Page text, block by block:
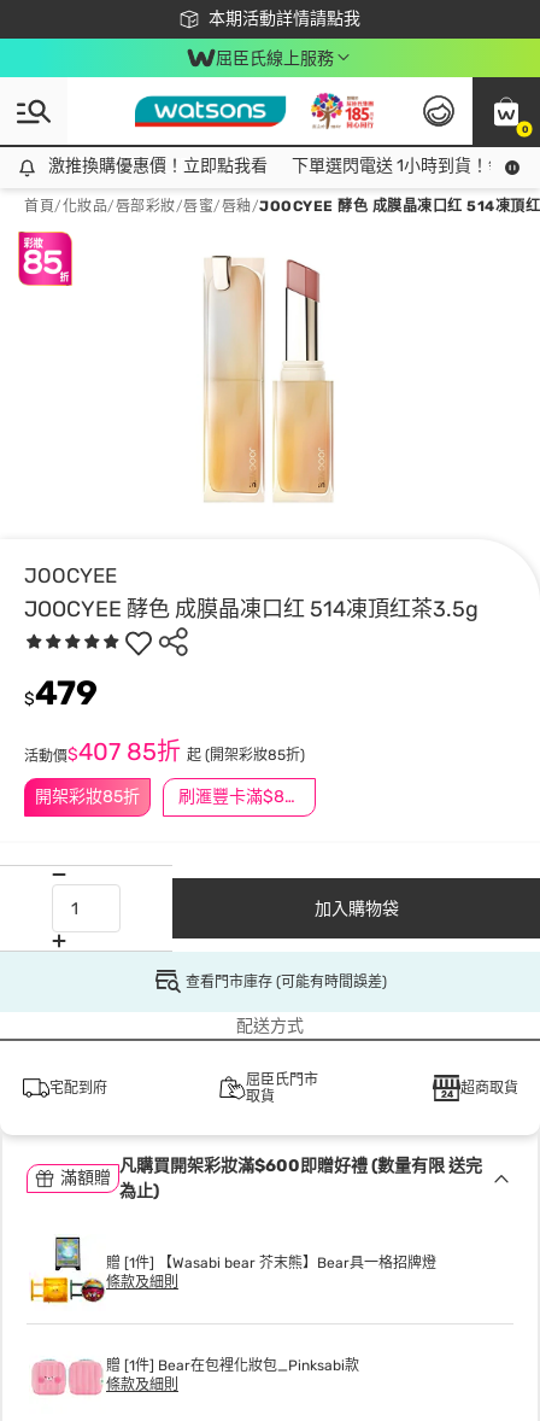
本期活動詳情請點我
下載app最高回饋$350
屈臣氏線上服務
0
激推換購優惠價！立即點我看
激推換購優惠價！立即點我看 下單選閃電送 1小時到貨！領神
首頁/化妝品/唇部彩妝/唇蜜/唇釉/JOOCYEE 酵色 成膜晶凍口红 514凍頂
JOOCYEE
JOOCYEE 酵色 成膜晶凍口红 514凍頂红茶3.5g
開架彩妝85折 刷滙豐卡滿$888送3萬點
$479
活動價$407 85折 起 (開架彩妝85折)
加入購物袋
查看門市庫存 (可能有時間誤差)
配送方式
宅配到府
屈臣氏門市
取貨
超商取貨
滿額贈
凡購買開架彩妝滿$600即贈好禮 (數量有限 送完
為止)
贈 [1件] 【Wasabi bear 芥末熊】Bear具一格招牌燈
條款及細則
贈 [1件] Bear在包裡化妝包_Pinksabi款
條款及細則